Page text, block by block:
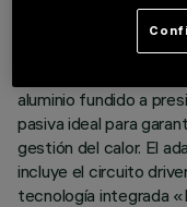
Proyector de
con adaptador para
aluminio fundido a
pasiva ideal para
gestión del calor. El
incluye el circuito
tecnología integrada